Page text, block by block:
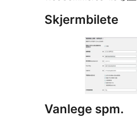
Skjermbilete
Vanlege spm.